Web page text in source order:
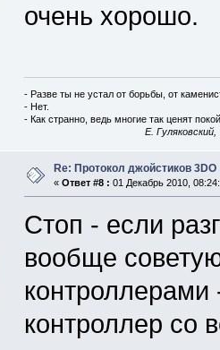
очень хорошо.
- Разве ты не устал от борьбы, от
- Нет.
- Как странно, ведь многие так ценят
E.
Re: Протокол джойстиков 3DO
« Ответ #8 : 01 Декабрь 2010,
Стоп - если
вообще
контроллер со